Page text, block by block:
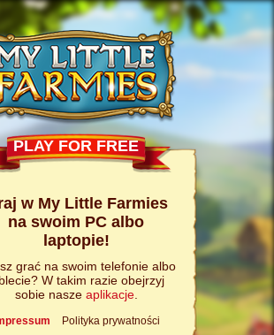
PLAY FOR FREE
w My Little Farmies
na swoim PC albo
laptopie!
grać na swoim telefonie albo
W takim razie obejrzyj
sobie nasze aplikacje.
Polityka prywatności